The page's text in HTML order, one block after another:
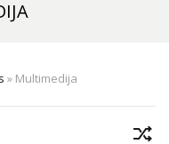
» Multimedija